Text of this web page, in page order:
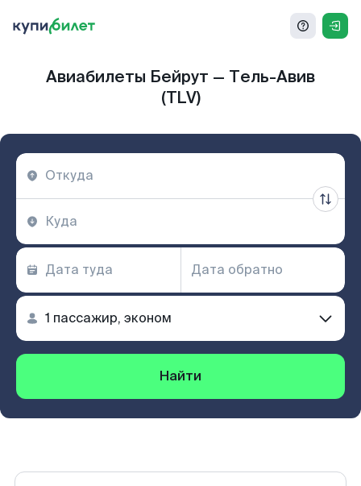
Авиабилеты Бейрут — Тель-Авив
(TLV)
Найти